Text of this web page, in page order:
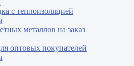
с теплоизоляцией
металлов на заказ
оптовых покупателей